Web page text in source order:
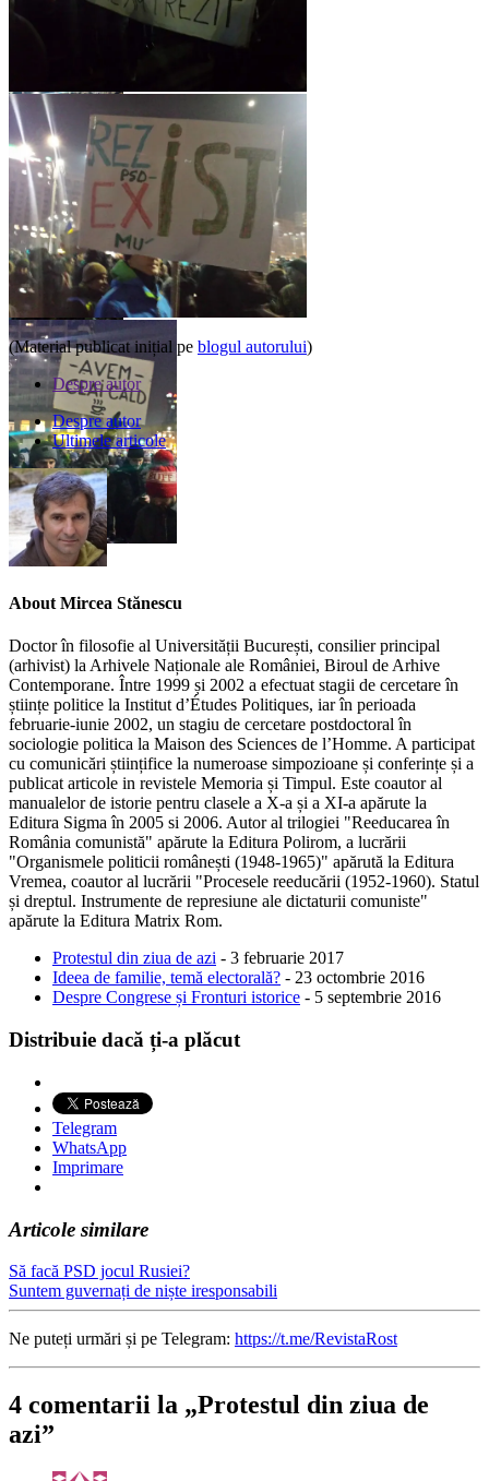
(Material publicat inițial pe blogul autorului)
Despre autor
Despre autor
Ultimele articole
About Mircea Stănescu
Doctor în filosofie al Universității București, consilier principal
(arhivist) la Arhivele Naționale ale României, Biroul de Arhive
Contemporane. Între 1999 și 2002 a efectuat stagii de cercetare în
științe politice la Institut d’Études Politiques, iar în perioada
februarie‑iunie 2002, un stagiu de cercetare postdoctoral în
sociologie politica la Maison des Sciences de l’Homme. A participat
cu comunicări științifice la numeroase sim­pozioane și conferințe și a
publicat articole in revistele Memoria și Timpul. Este coautor al
manualelor de istorie pentru clasele a X‑a și a XI‑a apărute la
Editura Sigma în 2005 si 2006. Autor al trilogiei "Reeducarea în
România comunistă" apărute la Editura Polirom, a lucrării
"Organismele politicii românești (1948-1965)" apărută la Editura
Vremea, coautor al lucrării "Procesele reeducării (1952-1960). Statul
și dreptul. Instrumente de represiune ale dictaturii comuniste"
apărute la Editura Matrix Rom.
Protestul din ziua de azi - 3 februarie 2017
Ideea de familie, temă electorală? - 23 octombrie 2016
Despre Congrese și Fronturi istorice - 5 septembrie 2016
Distribuie dacă ți-a plăcut
Telegram
WhatsApp
Imprimare
Articole similare
Să facă PSD jocul Rusiei?
Suntem guvernați de niște iresponsabili
Ne puteți urmări și pe Telegram: https://t.me/RevistaRost
4 comentarii la „Protestul din ziua de
azi”